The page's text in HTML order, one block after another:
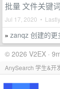
批量 文件关键
Jul 17, 2020 •
» zanqz 创建的更
© 2026 V2EX ·
AnySearch 学生&开